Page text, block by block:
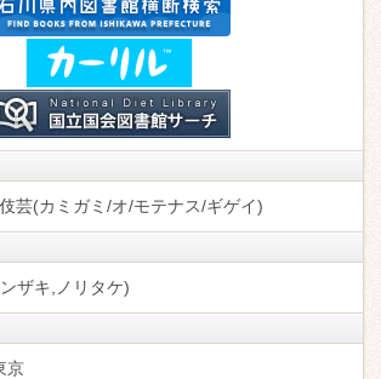
芸(カミガミ/オ/モテナス/ギゲイ)
ザキ,ノリタケ)
京